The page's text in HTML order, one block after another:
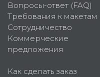
Вопросы-ответ (FAQ)
Требования к макетам
Сотрудничество
Коммерческие
предложения
Как сделать заказ